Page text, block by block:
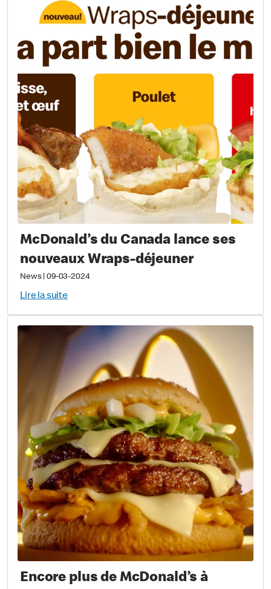
McDonald’s du Canada lance ses
nouveaux Wraps-déjeuner
News| 09-03-2024
Lire la suite
Encore plus de McDonald’s à